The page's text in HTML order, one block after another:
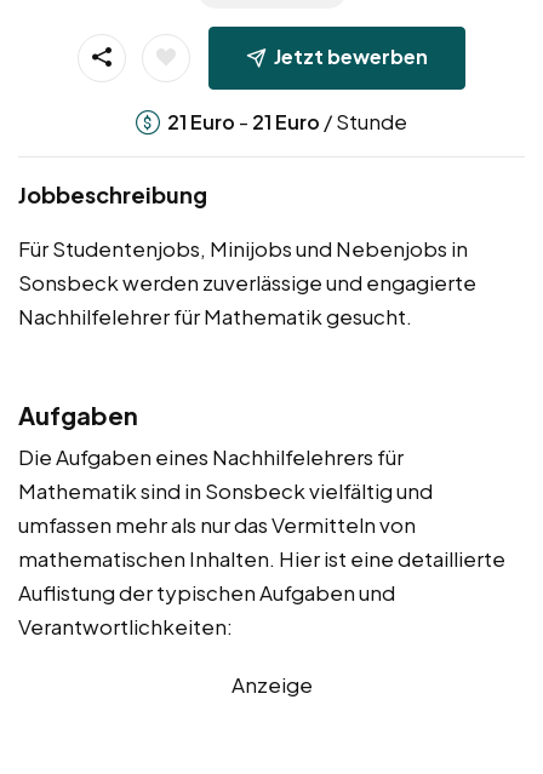
Jetzt bewerben
21 Euro - 21 Euro / Stunde
Jobbeschreibung
Für Studentenjobs, Minijobs und Nebenjobs in
Sonsbeck werden zuverlässige und engagierte
Nachhilfelehrer für Mathematik gesucht.
Aufgaben
Die Aufgaben eines Nachhilfelehrers für
Mathematik sind in Sonsbeck vielfältig und
umfassen mehr als nur das Vermitteln von
mathematischen Inhalten. Hier ist eine detaillierte
Auflistung der typischen Aufgaben und
Verantwortlichkeiten:
Anzeige